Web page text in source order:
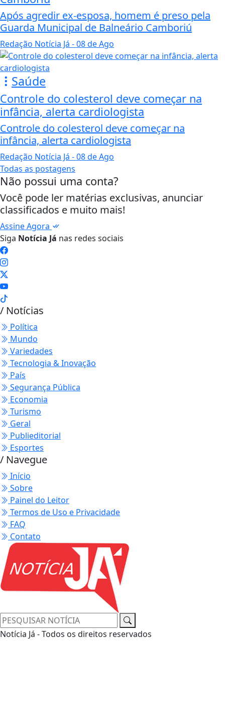
Após agredir ex-esposa, homem é preso pela
Guarda Municipal de Balneário Camboriú
Redação Notícia Já - 08 de Ago
Saúde
Controle do colesterol deve começar na
infância, alerta cardiologista
Controle do colesterol deve começar na
infância, alerta cardiologista
Redação Notícia Já - 08 de Ago
Todas as postagens
Não possui uma conta?
Você pode ler matérias exclusivas, anunciar
classificados e muito mais!
Assine Agora
Siga Notícia Já nas redes sociais
/ Notícias
Política
Mundo
Variedades
Tecnologia & Inovação
País
Segurança Pública
Economia
Turismo
Geral
Publieditorial
Esportes
/ Navegue
Início
Sobre
Painel do Leitor
Termos de Uso e Privacidade
FAQ
Contato
Notícia Já - Todos os direitos reservados